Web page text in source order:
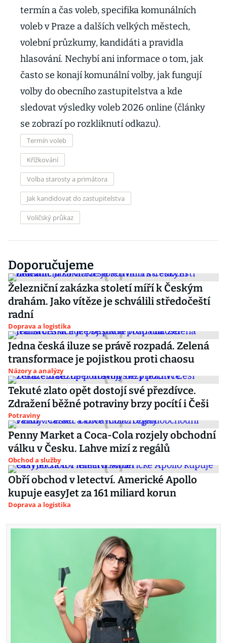
termín a čas voleb, specifika komunálních
voleb v Praze a dalších velkých městech,
volební průzkumy, kandidáti a pravidla
hlasování. Nechybí ani informace o tom, jak
často se konají komunální volby, jak fungují
volby do obecního zastupitelstva a kde
sledovat výsledky voleb 2026 online (články
se zobrazí po rozkliknutí odkazu).
Termín voleb
Křížkování
Volba starosty a primátora
Jak kandidovat do zastupitelstva
Voličský průkaz
Doporučujeme
Železniční zakázka století míří k Českým
drahám. Jako vítěze je schválili středočeští
radní
Doprava a logistika
Jedna česká iluze se právě rozpadá. Zelená
transformace je pojistkou proti chaosu
Názory a analýzy
Tekuté zlato opět dostojí své přezdívce.
Zdražení běžné potraviny brzy pocítí i Češi
Potraviny
Penny Market a Coca-Cola rozjely obchodní
válku v Česku. Lahve mizí z regálů
Obchod a služby
Obří obchod v letectví. Americké Apollo
kupuje easyJet za 161 miliard korun
Doprava a logistika